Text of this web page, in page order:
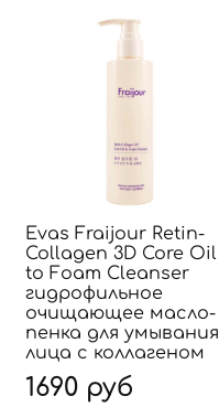
Evas Fraijour Retin-
Collagen 3D Core Oil
to Foam Cleanser
гидрофильное
очищающее масло-
пенка для умывания
лица с коллагеном
1690 руб